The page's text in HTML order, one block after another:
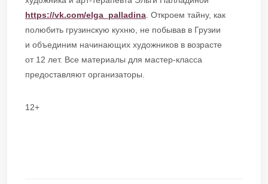
https://vk.com/elga_palladina . Откроем тайну, как
полюбить грузинскую кухню, не побывав в Грузии
и объединим начинающих художников в возрасте
от 12 лет. Все материалы для мастер-класса
предоставляют организаторы.
12+